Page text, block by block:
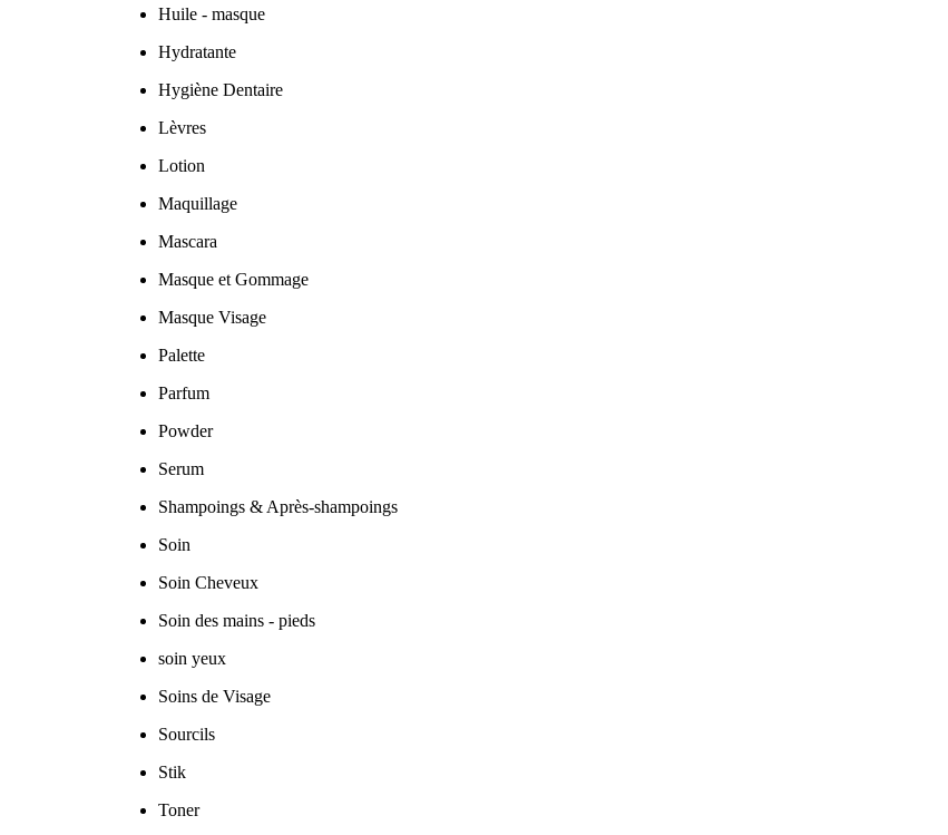
Huile - masque
Hydratante
Hygiène Dentaire
Lèvres
Lotion
Maquillage
Mascara
Masque et Gommage
Masque Visage
Palette
Parfum
Powder
Serum
Shampoings & Après-shampoings
Soin
Soin Cheveux
Soin des mains - pieds
soin yeux
Soins de Visage
Sourcils
Stik
Toner